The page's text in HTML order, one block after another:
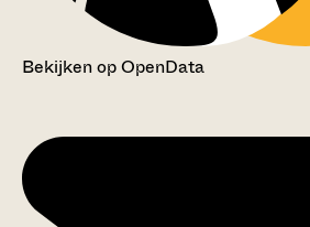
Bekijken op OpenData